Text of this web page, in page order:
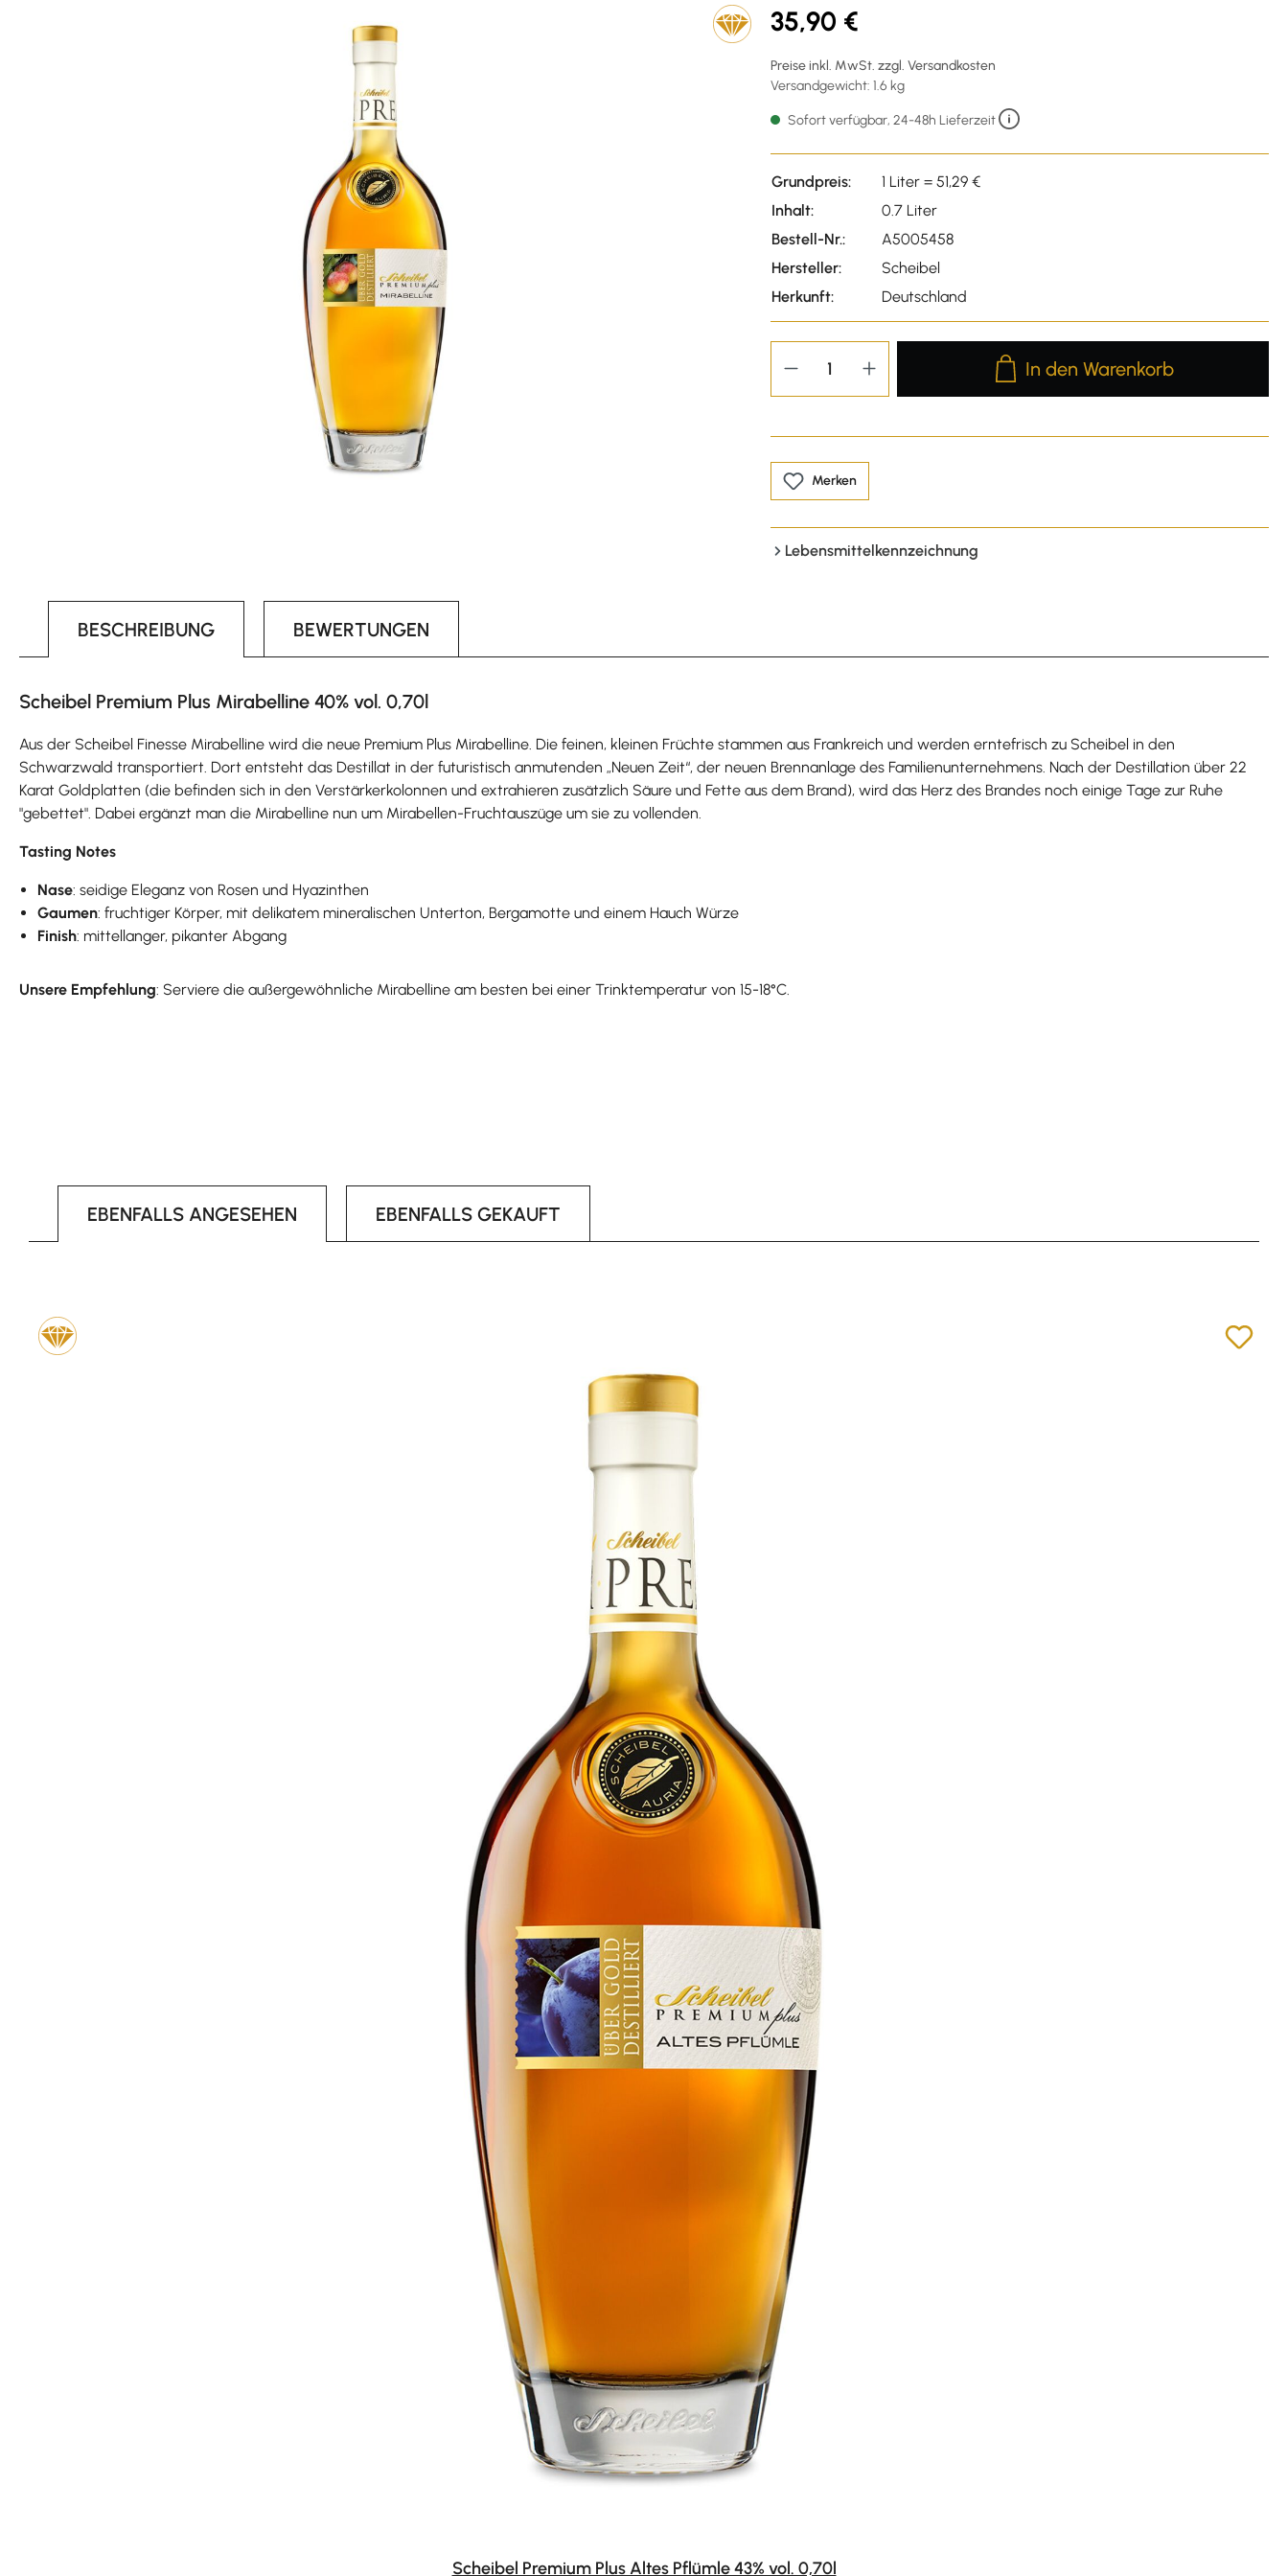
35,90 €
Preise inkl. MwSt. zzgl. Versandkosten
Versandgewicht: 1.6 kg
Sofort verfügbar, 24-48h Lieferzeit
Grundpreis:
1 Liter = 51,29 €
Inhalt:
0.7 Liter
Bestell-Nr.:
A5005458
Hersteller:
Scheibel
Herkunft:
Deutschland
Produkt Anzahl: Gib den
In den Warenkorb
Merken
Lebensmittelkennzeichnung
BESCHREIBUNG BEWERTUNGEN
Scheibel Premium Plus Mirabelline 40% vol. 0,70l
Aus der Scheibel Finesse Mirabelline wird die neue Premium Plus Mirabelline. Die feinen, kleinen Früchte stammen aus Frankreich und werden erntefrisch zu Scheibel in den
Schwarzwald transportiert. Dort entsteht das Destillat in der futuristisch anmutenden „Neuen Zeit“, der neuen Brennanlage des Familienunternehmens. Nach der Destillation über 22
Karat Goldplatten (die befinden sich in den Verstärkerkolonnen und extrahieren zusätzlich Säure und Fette aus dem Brand), wird das Herz des Brandes noch einige Tage zur Ruhe
"gebettet". Dabei ergänzt man die Mirabelline nun um Mirabellen-Fruchtauszüge um sie zu vollenden.
Tasting Notes
Nase: seidige Eleganz von Rosen und Hyazinthen
Gaumen: fruchtiger Körper, mit delikatem mineralischen Unterton, Bergamotte und einem Hauch Würze
Finish: mittellanger, pikanter Abgang
Unsere Empfehlung: Serviere die außergewöhnliche Mirabelline am besten bei einer Trinktemperatur von 15-18°C.
EBENFALLS ANGESEHEN EBENFALLS GEKAUFT
Scheibel Premium Plus Altes Pflümle 43% vol. 0,70l